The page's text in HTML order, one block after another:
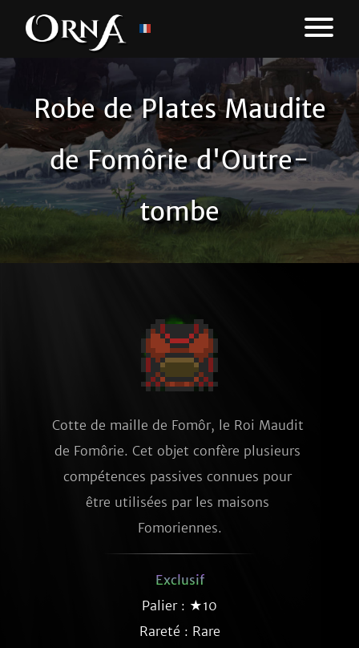
Robe de Plates Maudite
de Fomôrie d'Outre-
tombe
Cotte de maille de Fomôr, le Roi Maudit
de Fomôrie. Cet objet confère plusieurs
compétences passives connues pour
être utilisées par les maisons
Fomoriennes.
Exclusif
Palier : ★10
Rareté : Rare